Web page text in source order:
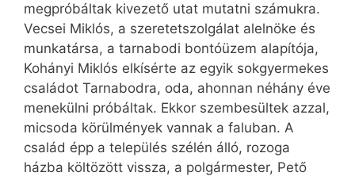
megpróbáltak kivezető utat mutatni számukra.
Vecsei Miklós, a szeretetszolgálat alel­nöke és
munkatársa, a tarnabodi bontóüzem alapítója,
Kohányi Miklós elkísérte az egyik sokgyermekes
családot Tarnabodra, oda, ahonnan néhány éve
menekülni próbáltak. Ekkor szembesültek azzal,
micsoda körülmények vannak a faluban. A
család épp a település szélén álló, rozoga
házba költözött vissza, a polgármester, Pető